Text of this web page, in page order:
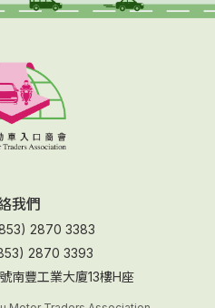
我們
2870 3383
2870 3393
南豐工業大廈13樓H座